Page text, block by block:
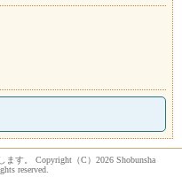
す。 Copyright（C）2026 Shobunsha
reserved.